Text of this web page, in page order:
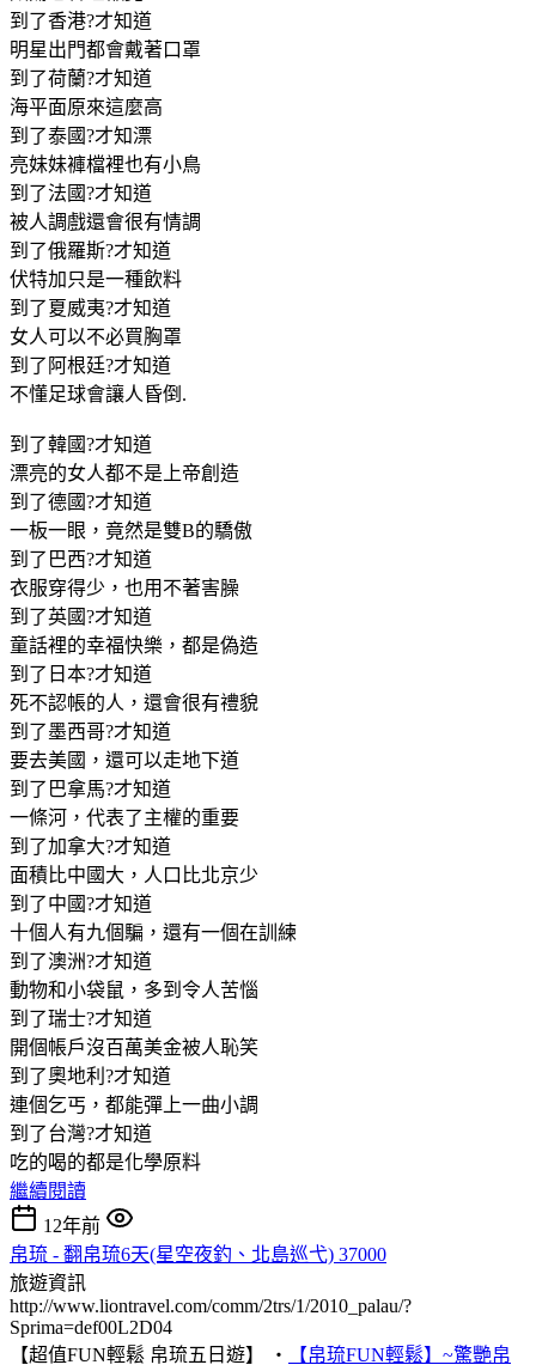
到了香港?才知道
明星出門都會戴著口罩
到了荷蘭?才知道
海平面原來這麼高
到了泰國?才知漂
亮妹妹褲檔裡也有小鳥
到了法國?才知道
被人調戲還會很有情調
到了俄羅斯?才知道
伏特加只是一種飲料
到了夏威夷?才知道
女人可以不必買胸罩
到了阿根廷?才知道
不懂足球會讓人昏倒.
到了韓國?才知道
漂亮的女人都不是上帝創造
到了德國?才知道
一板一眼，竟然是雙B的驕傲
到了巴西?才知道
衣服穿得少，也用不著害臊
到了英國?才知道
童話裡的幸福快樂，都是偽造
到了日本?才知道
死不認帳的人，還會很有禮貌
到了墨西哥?才知道
要去美國，還可以走地下道
到了巴拿馬?才知道
一條河，代表了主權的重要
到了加拿大?才知道
面積比中國大，人口比北京少
到了中國?才知道
十個人有九個騙，還有一個在訓練
到了澳洲?才知道
動物和小袋鼠，多到令人苦惱
到了瑞士?才知道
開個帳戶沒百萬美金被人恥笑
到了奧地利?才知道
連個乞丐，都能彈上一曲小調
到了台灣?才知道
吃的喝的都是化學原料
繼續閱讀
12年前
帛琉 - 翻帛琉6天(星空夜釣、北島巡弋) 37000
旅遊資訊
http://www.liontravel.com/comm/2trs/1/2010_palau/?
Sprima=def00L2D04
【超值FUN輕鬆 帛琉五日遊】
‧
【帛琉FUN輕鬆】~驚艷帛